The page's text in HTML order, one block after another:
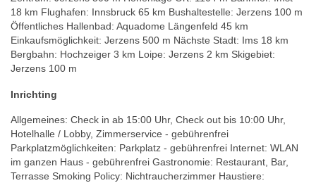
18 km Flughafen: Innsbruck 65 km Bushaltestelle: Jerzens 100 m
Öffentliches Hallenbad: Aquadome Längenfeld 45 km
Einkaufsmöglichkeit: Jerzens 500 m Nächste Stadt: Ims 18 km
Bergbahn: Hochzeiger 3 km Loipe: Jerzens 2 km Skigebiet:
Jerzens 100 m
Inrichting
Allgemeines: Check in ab 15:00 Uhr, Check out bis 10:00 Uhr,
Hotelhalle / Lobby, Zimmerservice - gebührenfrei
Parkplatzmöglichkeiten: Parkplatz - gebührenfrei Internet: WLAN
im ganzen Haus - gebührenfrei Gastronomie: Restaurant, Bar,
Terrasse Smoking Policy: Nichtraucherzimmer Haustiere: